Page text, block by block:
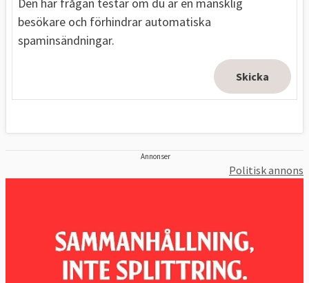
Den här frågan testar om du är en mänsklig
besökare och förhindrar automatiska
spaminsändningar.
Annonser
Politisk annons